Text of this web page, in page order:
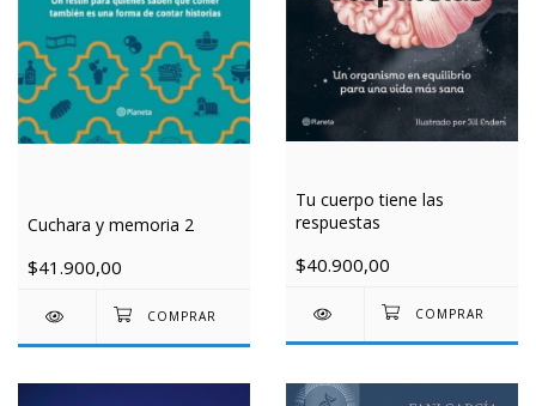
Cuchara y memoria 2
$41.900,00
Tu cuerpo tiene las
respuestas
$40.900,00